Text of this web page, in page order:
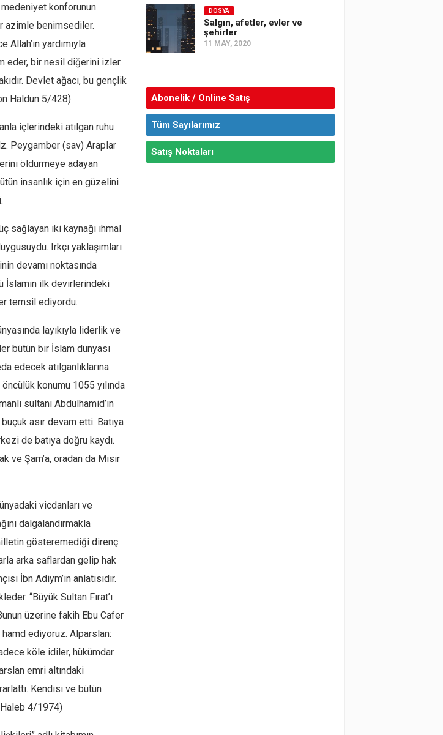
medeniyet konforunun
azimle benimsediler.
yardımıyla
eder, bir nesil diğerini izler.
Devlet ağacı, bu gençlik
Haldun 5/428)
içlerindeki atılgan ruhu
Peygamber (sav) Araplar
öldürmeye adayan
insanlık için en güzelini
sağlayan iki kaynağı ihmal
Irkçı yaklaşımları
devamı noktasında
İslamın ilk devirlerindeki
temsil ediyordu.
layıkıyla liderlik ve
bütün bir İslam dünyası
edecek atılganlıklarına
konumu 1055 yılında
sultanı Abdülhamid’in
asır devam etti. Batıya
de batıya doğru kaydı.
ve Şam’a, oradan da Mısır
vicdanları ve
dalgalandırmakla
gösteremediği direnç
arka saflardan gelip hak
İbn Adiym’in anlatısıdır.
“Büyük Sultan Fırat’ı
üzerine fakih Ebu Cafer
ediyoruz. Alparslan:
köle idiler, hükümdar
emri altındaki
Kendisi ve bütün
Haleb 4/1974)
DOSYA
Salgın, afetler, evler ve
şehirler
11 MAY, 2020
Abonelik / Online Satış
Tüm Sayılarımız
Satış Noktaları